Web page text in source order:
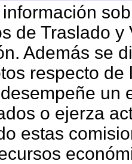
de Traslado
Además se
respecto
un
o ejerza
estas